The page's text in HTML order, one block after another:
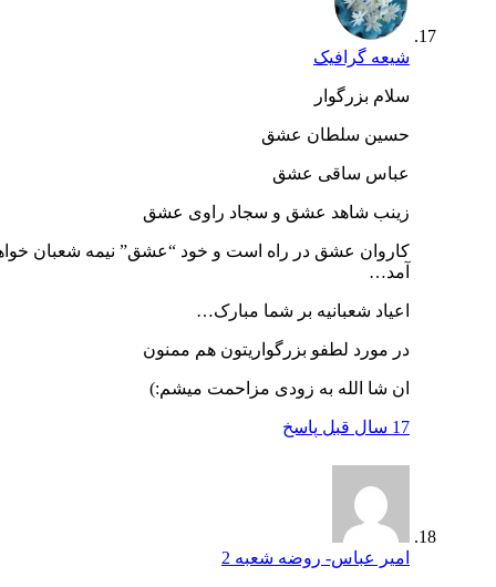
شیعه گرافیک
سلام بزرگوار
حسین سلطان عشق
عباس ساقی عشق
زینب شاهد عشق و سجاد راوی عشق
کاروان عشق در راه است و خود “عشق” نیمه شعبان خواهد
اعیاد شعبانیه بر شما مبارک…
در مورد لطفو بزرگواریتون هم ممنون
ان شا الله به زودی مزاحمت میشم:)
پاسخ
امیر عباس- روضه شعبه 2